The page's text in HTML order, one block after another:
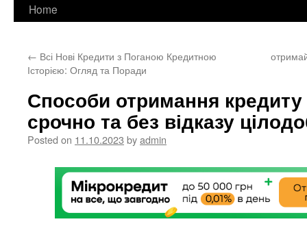
Skip
content
Home
← Всі Нові Кредити з Поганою Кредитною
Історією: Огляд та Поради
Способи отримання
срочно та без відказу
Posted on 11.10.2023 byadmin